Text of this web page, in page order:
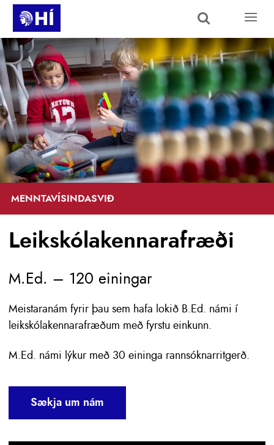
Skip to main content
MENNTAVÍSINDASVIÐ
Leikskólakennarafræði
M.Ed. – 120 einingar
Meistaranám fyrir þau sem hafa lokið B.Ed. námi í
leikskólakennarafræðum með fyrstu einkunn.
M.Ed. námi lýkur með 30 eininga rannsóknarritgerð.
Sækja um nám